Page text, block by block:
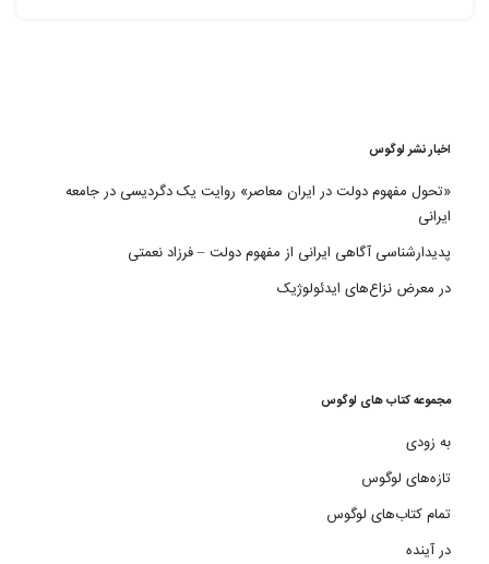
اخبار نشر لوگوس
«تحول مفهوم دولت در ایران معاصر» روایت یک دگردیسی در جامعه
ایرانی
پدیدارشناسی آگاهی ایرانی از مفهوم دولت – فرزاد نعمتی
در معرض نزاع‌های ایدئولوژیک
مجموعه کتاب های لوگوس
به زودی
تازه‌های لوگوس
تمام کتاب‌های لوگوس
در آینده